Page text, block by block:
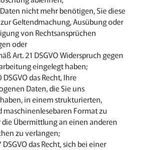
nicht mehr benötigen, Sie diese
Geltendmachung, Ausübung oder
von Rechtsansprüchen
oder
Art. 21 DSGVO Widerspruch gegen
eingelegt haben;
das Recht, Ihre
Daten, die Sie uns
in einem strukturierten,
maschinenlesebaren Format zu
Übermittlung an einen anderen
zu verlangen;
das Recht, sich bei einer